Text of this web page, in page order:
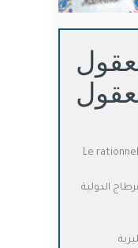
المعقول واللاّمعقول Le rationnel
الدولية